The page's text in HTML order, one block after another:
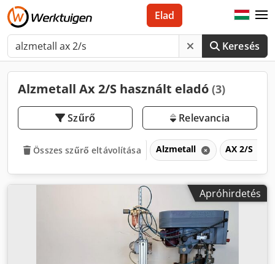
Keresés
Elad
Alzmetall Ax 2/S használt eladó (3)
Szűrő Relevancia
Összes szűrő eltávolítása Alzmetall AX 2/S
Apróhirdetés